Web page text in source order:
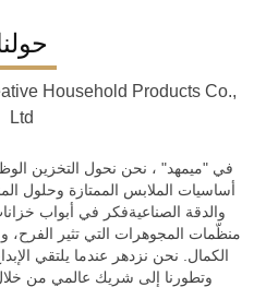
Household Products Co.,
Ltd
في "ميمهد" ، نحن نحول التخزين
أساسيات الملابس الممتازة وحلول
والدقة الصناعيةفكر في أبواب
منظّمات المجوهرات التي تثير
الكمال. نحن نزدهر عندما يلتقي
وتطورنا إلى شريك عالمي من